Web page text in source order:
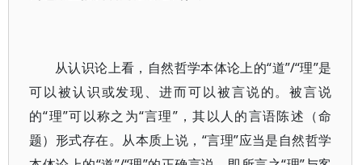
从认识论上看，自然哲学本体论上的“道”/“理”是
可以被认识或发现、进而可以被言说的。被言说
的“理”可以称之为“言理”，其以人的言语陈述（命
题）形式存在。从本质上说，“言理”应当是自然哲学